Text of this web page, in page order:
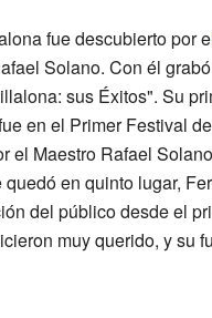
fue descubierto por
Solano. Con él
sus Éxitos". Su
en el Primer Festival
el Maestro Rafael
quedó en quinto lugar,
del público desde el
muy querido, y su